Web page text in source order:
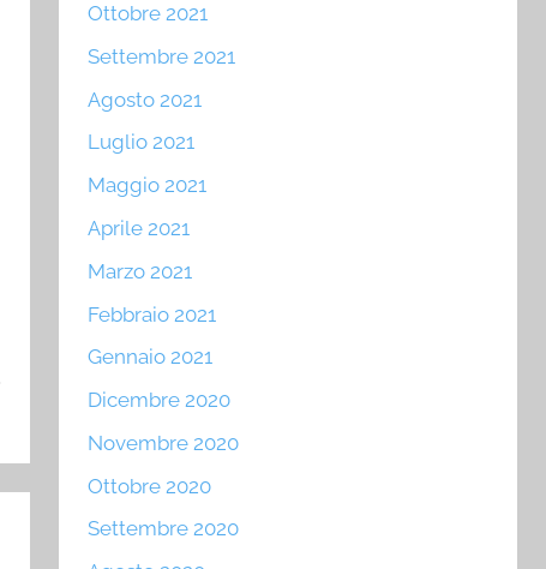
Ottobre 2021
Settembre 2021
Agosto 2021
Luglio 2021
Maggio 2021
Aprile 2021
Marzo 2021
Febbraio 2021
Gennaio 2021
Dicembre 2020
Novembre 2020
Ottobre 2020
Settembre 2020